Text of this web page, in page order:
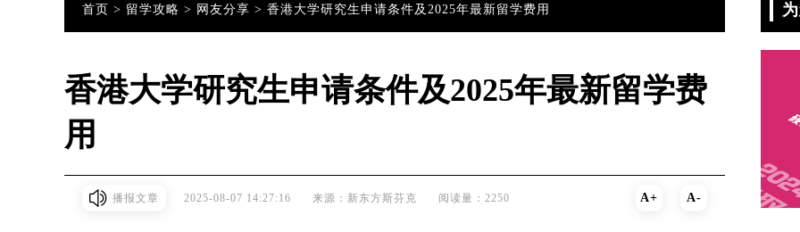
首页 > 留学攻略 > 网友分享 > 香港大学研究生申请条件及2025年最新留学费用
香港大学研究生申请条件及2025年最新留学费
用
播报文章 2025-08-07 14:27:16 来源：新东方斯芬克 阅读量：2250 A+ A-